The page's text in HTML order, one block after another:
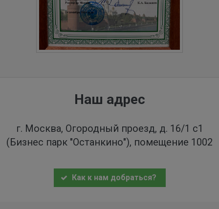
Наш адрес
г. Москва, Огородный проезд, д. 16/1 с1
(Бизнес парк "Останкино"), помещение 1002
Как к нам добраться?